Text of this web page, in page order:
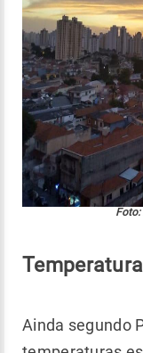
Foto:
Temperatura
Ainda segundo